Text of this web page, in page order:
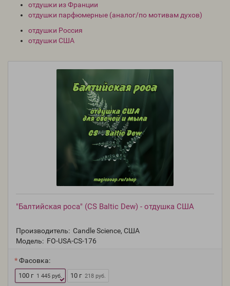
отдушки из Франции
отдушки парфюмерные (аналог/по мотивам духов)
отдушки Россия
отдушки США
"Балтийская роса" (CS Baltic Dew) - отдушка США
Производитель: Candle Science, США
Модель: FO-USA-CS-176
Фасовка:
100 г 1 445 руб. 10 г 218 руб.